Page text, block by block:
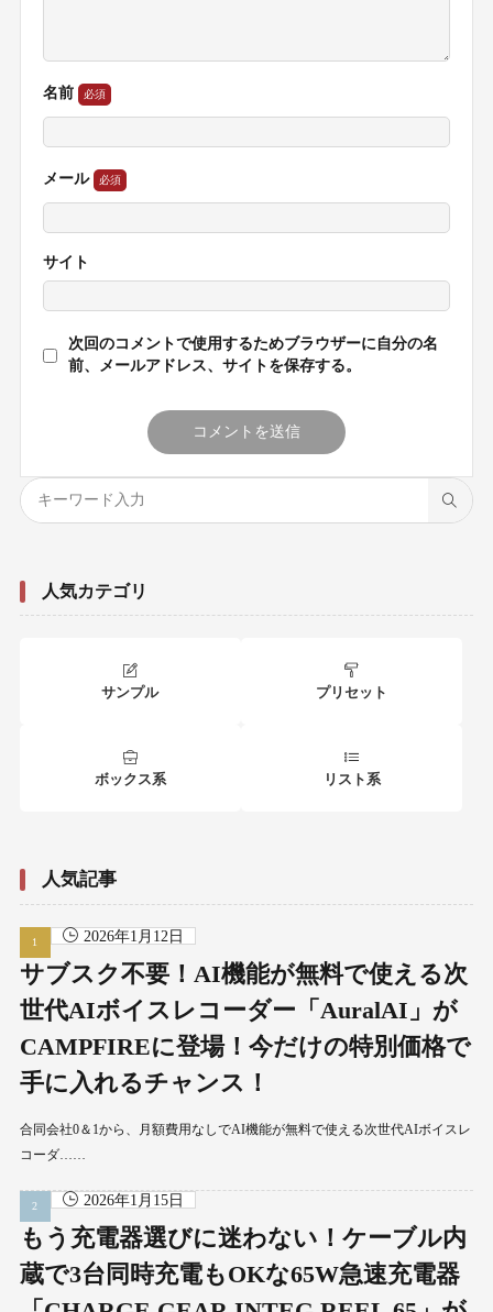
名前
メール
サイト
次回のコメントで使用するためブラウザーに自分の名
前、メールアドレス、サイトを保存する。
人気カテゴリ
サンプル プリセット
ボックス系 リスト系
人気記事
2026年1月12日
サブスク不要！AI機能が無料で使える次
世代AIボイスレコーダー「AuralAI」が
CAMPFIREに登場！今だけの特別価格で
手に入れるチャンス！
合同会社0＆1から、月額費用なしでAI機能が無料で使える次世代AIボイスレ
コーダ……
2026年1月15日
もう充電器選びに迷わない！ケーブル内
蔵で3台同時充電もOKな65W急速充電器